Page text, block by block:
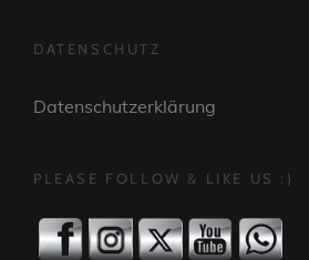
DATENSCHUTZ
Datenschutzerklärung
PLEASE FOLLOW & LIKE US :)